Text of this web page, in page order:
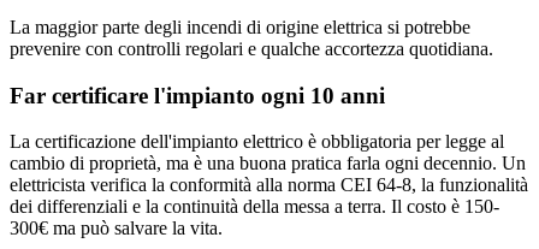
La maggior parte degli incendi di origine elettrica si potrebbe
prevenire con controlli regolari e qualche accortezza quotidiana.
Far certificare l'impianto ogni 10 anni
La certificazione dell'impianto elettrico è obbligatoria per legge al
cambio di proprietà, ma è una buona pratica farla ogni decennio. Un
elettricista verifica la conformità alla norma CEI 64-8, la funzionalità
dei differenziali e la continuità della messa a terra. Il costo è 150-
300€ ma può salvare la vita.